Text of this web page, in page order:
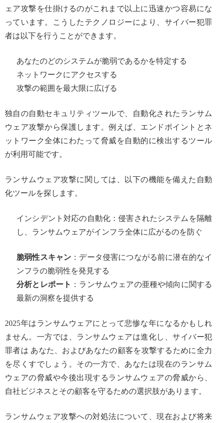
ェア攻撃を仕掛けるのがこれまで以上に迅速かつ容易にな
っています。こうしたテクノロジーにより、サイバー犯罪
者は以下を行うことができます。
あなたのどのシステムが脆弱であるかを特定する
ネットワークにアクセスする
攻撃の範囲を最大限に広げる
独自の自動セキュリティツールで、自動化されたランサム
ウェア攻撃から保護します。例えば、エンドポイントとネ
ットワーク全体にわたって脅威を自動的に検出するツール
が利用可能です。
ランサムウェア攻撃に関しては、以下の機能を備えた自動
化ツールを探します。
インシデント対応の自動化：侵害されたシステムを隔離
し、ランサムウェアがインフラ全体に広がるのを防ぐ
脆弱性スキャン ：データ侵害につながる前に潜在的なイ
ンフラの脆弱性を発見する
分析とレポート ：ランサムウェアの亜種や傾向に関する
最新の洞察を提供する
2025年はランサムウェアにとって悲惨な年になるかもしれ
ません。一方では、ランサムウェアは進化し、サイバー犯
罪者は あなた、およびあなたの顧客を攻撃するために全力
を尽くすでしょう。その一方で、あなたは現在のランサム
ウェアの脅威や今後出現するランサムウェアの脅威から、
自社ビジネスとその顧客を守るための選択肢があります。
ランサムウェア攻撃への対処法について、現在および将来